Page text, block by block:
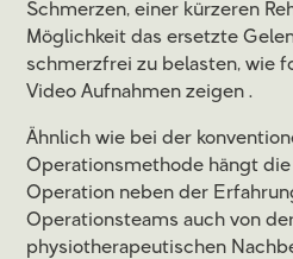
Schmerzen, einer kürzeren
Möglichkeit das ersetzte
schmerzfrei zu belasten, wie
Video Aufnahmen zeigen .
Ähnlich wie bei der
Operationsmethode hängt
Operation neben der
Operationsteams auch von
physiotherapeutischen